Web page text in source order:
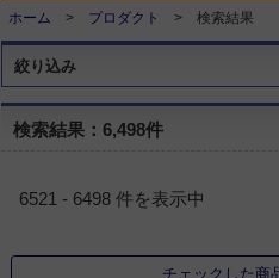
ホーム プロダクト 検索結果
絞り込み
検索結果：6,498件
6521 - 6498 件を表示中
チェックした商